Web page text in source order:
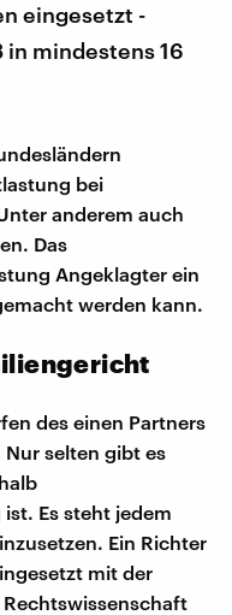
eingesetzt -
in mindestens 16
bei
anderem auch
Das
Angeklagter ein
werden kann.
des einen Partners
selten gibt es
Es steht jedem
Ein Richter
mit der